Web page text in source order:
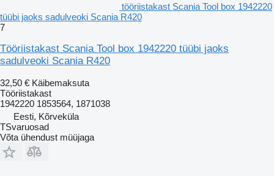
tööriistakast Scania Tool box 1942220
tüübi jaoks sadulveoki Scania R420
7
Tööriistakast Scania Tool box 1942220 tüübi jaoks
sadulveoki Scania R420
32,50 € Käibemaksuta
Tööriistakast
1942220 1853564, 1871038
Eesti, Kõrveküla
TSvaruosad
Võta ühendust müüjaga